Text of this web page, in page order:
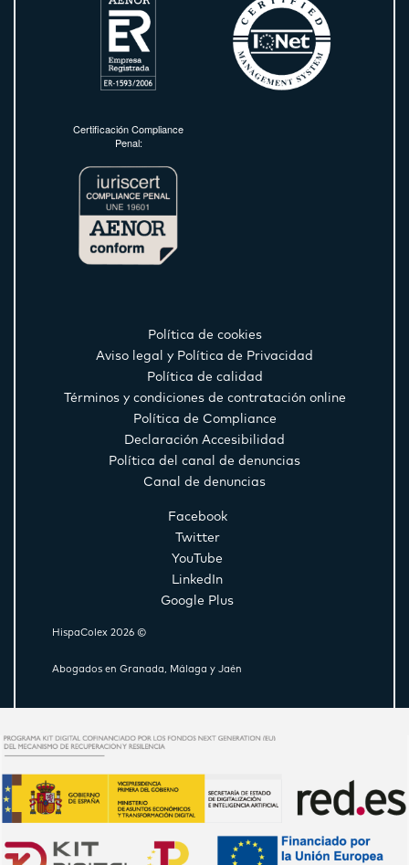
Certificación Compliance
Penal:
Política de cookies
Aviso legal y Política de Privacidad
Política de calidad
Términos y condiciones de contratación online
Política de Compliance
Declaración Accesibilidad
Política del canal de denuncias
Canal de denuncias
Facebook
Twitter
YouTube
LinkedIn
Google Plus
HispaColex 2026 ©
Abogados en Granada, Málaga y Jaén